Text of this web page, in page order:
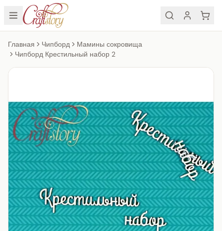
Главная Чипборд
Мамины сокровища
Чипборд Крестильный набор 2